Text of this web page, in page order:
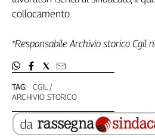
TAG:
CGIL
ARCHIVIO STORICO
collocamento.
*Responsabile Archivio storico Cgil